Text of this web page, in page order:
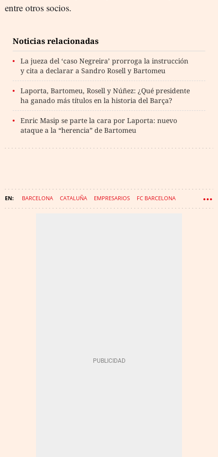
entre otros socios.
Noticias relacionadas
La jueza del ‘caso Negreira’ prorroga la instrucción
y cita a declarar a Sandro Rosell y Bartomeu
Laporta, Bartomeu, Rosell y Núñez: ¿Qué presidente
ha ganado más títulos en la historia del Barça?
Enric Masip se parte la cara por Laporta: nuevo
ataque a la “herencia” de Bartomeu
BARCELONA CATALUÑA EMPRESARIOS FC BARCELONA